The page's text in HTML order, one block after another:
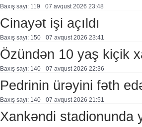
Baxış sayı: 119 07 avqust 2026 23:48
Cinayət işi açıldı
Baxış sayı: 150 07 avqust 2026 23:41
Özündən 10 yaş kiçik
Baxış sayı: 140 07 avqust 2026 22:36
Pedrinin ürəyini fəth
Baxış sayı: 140 07 avqust 2026 21:51
Xankəndi stadionunda